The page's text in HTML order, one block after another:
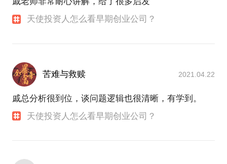
天使投资人怎么看早期创业公司？
苦难与救赎 2021.04.22
戚总分析很到位，谈问题逻辑也很清晰，有学到。
天使投资人怎么看早期创业公司？